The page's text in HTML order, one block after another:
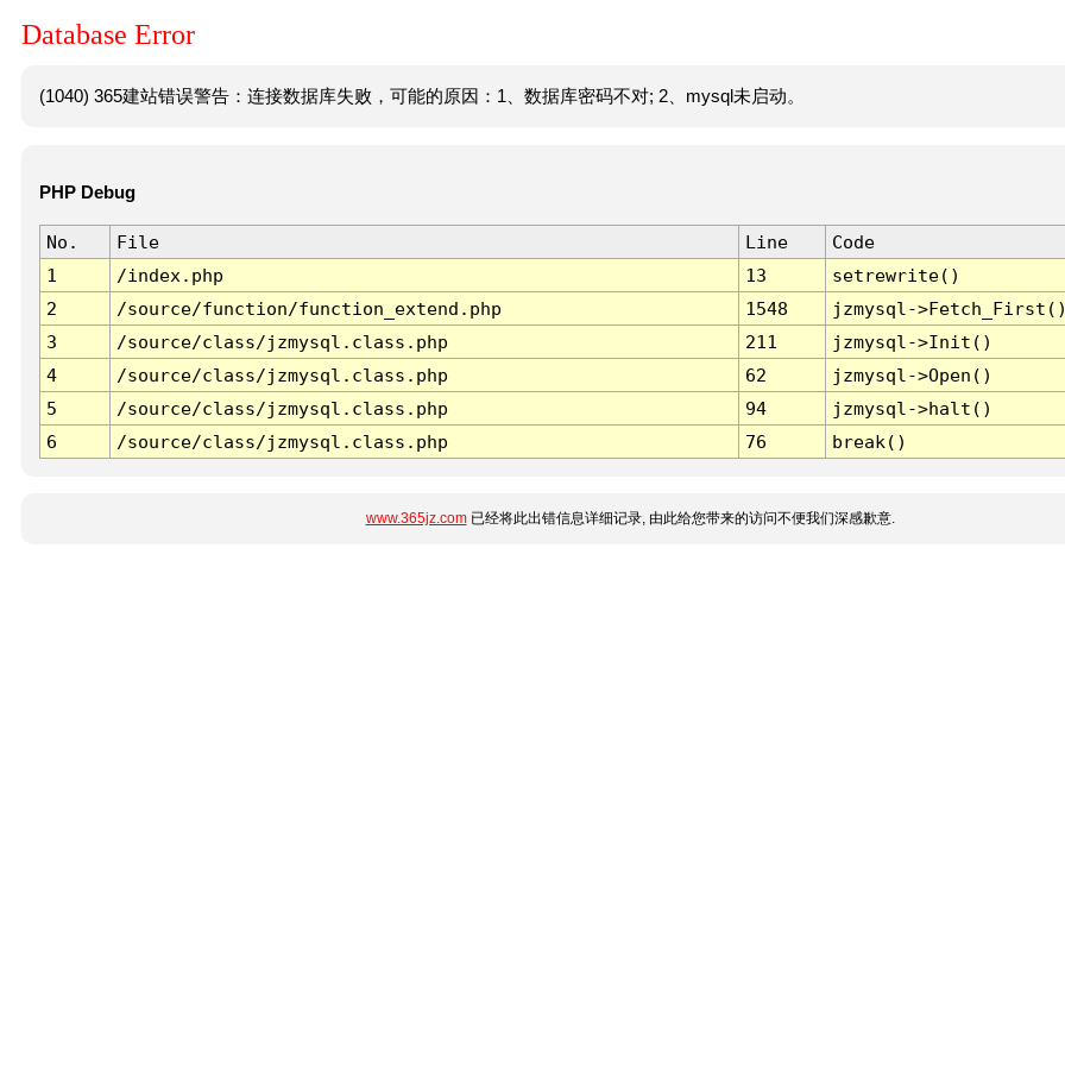
Database Error
(1040) 365建站错误警告：连接数据库失败，可能的原因：1、数据库密码不对; 2、mysql未启动。
PHP Debug
No. File Line
Code
1
/index.php 13
setrewrite()
2
/source/function/function_extend.php 1548
jzmysql-
3
/source/class/jzmysql.class.php 211
jzmysql->Init()
4
/source/class/jzmysql.class.php 62
jzmysql->Open()
5
/source/class/jzmysql.class.php 94
jzmysql->halt()
6
/source/class/jzmysql.class.php 76 break()
www.365jz.com已经将此出错信息详细记录, 由此给您带来的访问不便我们深感歉意.